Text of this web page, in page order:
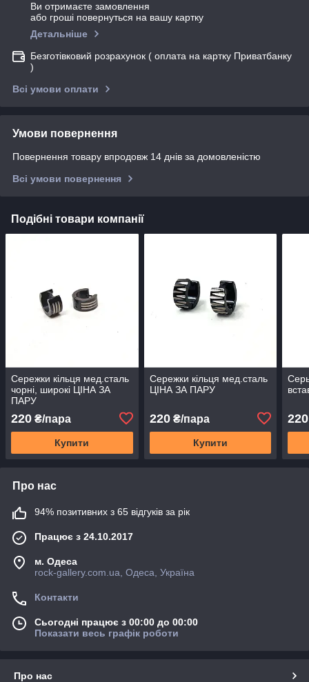
Ви отримаєте замовлення
або гроші повернуться на вашу картку
Детальніше
Безготівковий розрахунок ( оплата на картку Приватбанку
)
Всі умови оплати
Умови повернення
Повернення товару впродовж 14 днів за домовленістю
Всі умови повернення
Подібні товари компанії
Сережки кільця мед.сталь
чорні, широкі ЦIНА ЗА
ПАРУ
220 ₴/пара
Купити
Сережки кільця мед.сталь
ЦIНА ЗА ПАРУ
220₴/пара
Купити
220
Про нас
94% позитивних з 65 відгуків за рік
Працює з 24.10.2017
м. Одеса
rock-gallery.com.ua, Одеса, Україна
Контакти
Сьогодні працює з 00:00 до 00:00
Показати весь графік роботи
Про нас